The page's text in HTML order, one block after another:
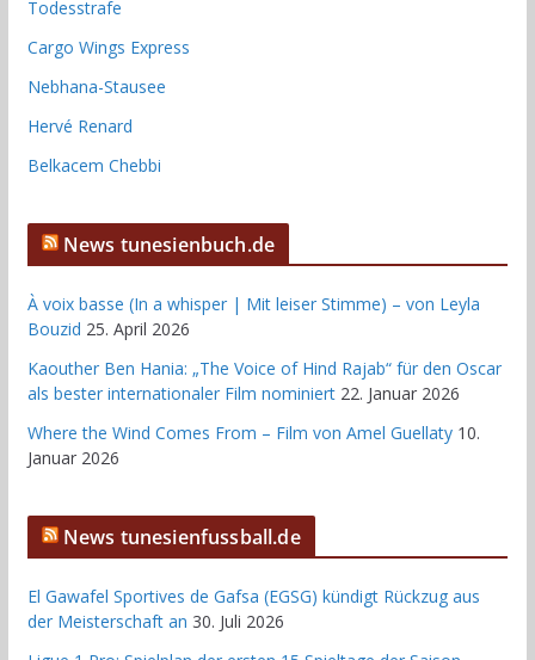
Todesstrafe
Cargo Wings Express
Nebhana-Stausee
Hervé Renard
Belkacem Chebbi
News tunesienbuch.de
À voix basse (In a whisper | Mit leiser Stimme) – von Leyla
Bouzid 25. April 2026
Kaouther Ben Hania: „The Voice of Hind Rajab“ für den Oscar
als bester internationaler Film nominiert 22. Januar 2026
Where the Wind Comes From – Film von Amel Guellaty 10.
Januar 2026
News tunesienfussball.de
El Gawafel Sportives de Gafsa (EGSG) kündigt Rückzug aus
der Meisterschaft an 30. Juli 2026